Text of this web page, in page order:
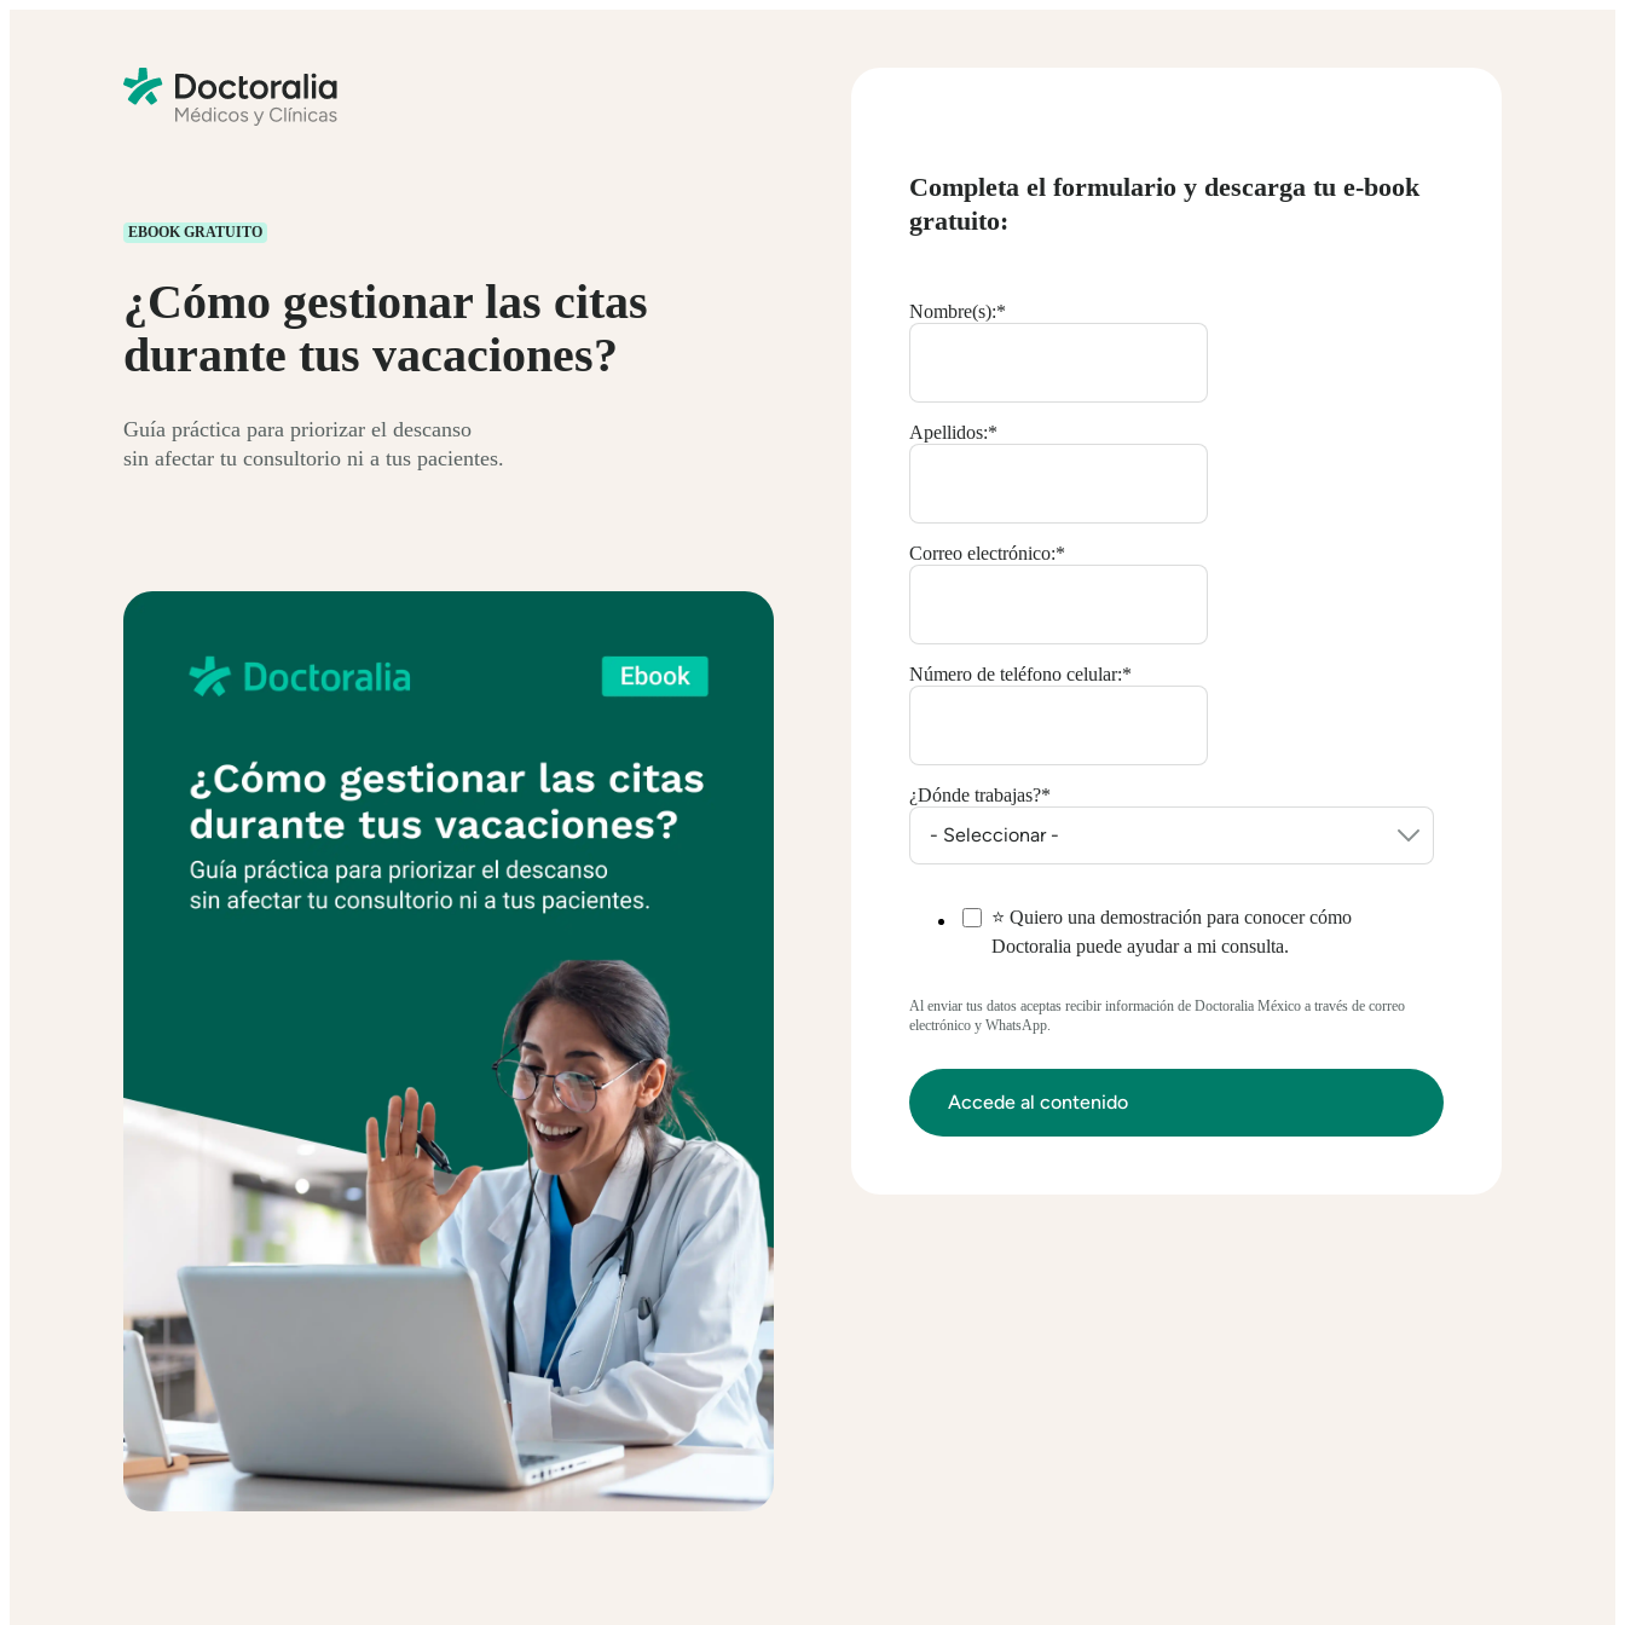
EBOOK GRATUITO
¿Cómo gestionar las citas
durante tus vacaciones?
Guía práctica para priorizar el descanso
sin afectar tu consultorio ni a tus pacientes.
Completa el formulario y descarga tu e-book
gratuito:
Nombre(s):*
Apellidos:*
Correo electrónico:*
Número de teléfono celular:*
¿Dónde trabajas?*
⭐ Quiero una demostración para conocer cómo
Doctoralia puede ayudar a mi consulta.
Al enviar tus datos aceptas recibir información de Doctoralia México a través de correo
electrónico y WhatsApp.